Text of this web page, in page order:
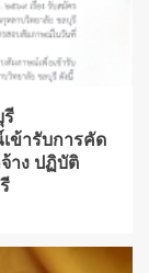
รี
ข้ารับการคัด
าง ปฏิบัติ